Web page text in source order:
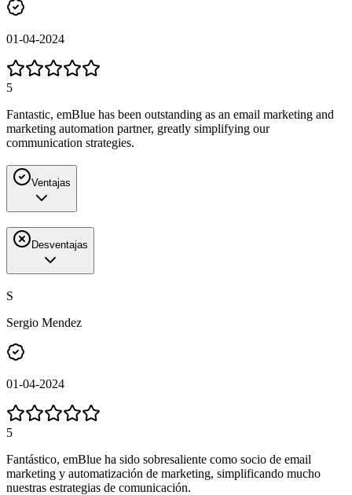
01-04-2024
5
Fantastic, emBlue has been outstanding as an email marketing and
marketing automation partner, greatly simplifying our
communication strategies.
Ventajas
Desventajas
S
Sergio Mendez
01-04-2024
5
Fantástico, emBlue ha sido sobresaliente como socio de email
marketing y automatización de marketing, simplificando mucho
nuestras estrategias de comunicación.